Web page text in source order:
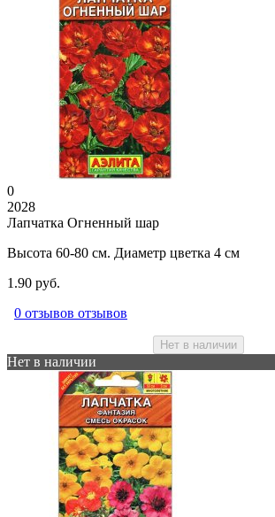
0
2028
Лапчатка Огненный шар
Высота 60-80 см. Диаметр цветка 4 см
1.90 руб.
0 отзывов отзывов
Нет в наличии
Нет в наличии